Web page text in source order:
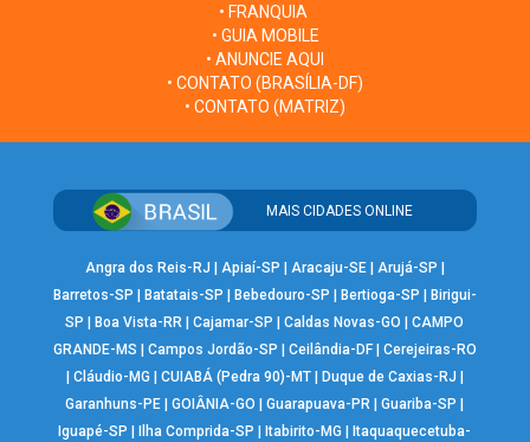
• FRANQUIA
• GUIA MOBILE
• ANUNCIE AQUI
• CONTATO (BRASÍLIA-DF)
• CONTATO (MATRIZ)
MAIS CIDADES ONLINE
Angra dos Reis-RJ Apiaí-SP Aracaju-SE| Arujá-SP
Barretos-SP
Batatais-SP Bebedouro-SP Bertioga-SP
Birigui-
SP
Boa Vista-RR |Cajamar-SP |Caldas Novas-GO |CAMPO
GRANDE-MS
Campos Jordão-SP Ceilândia-DF| Cerejeiras-RO
Cláudio-MG CUIABÁ (Pedra 90)-MT| Duque de Caxias-RJ
Garanhuns-PE |GOIÂNIA-GO |Guarapuava-PR |Guariba-SP
Iguapé-SP
Ilha Comprida-SP Itabirito-MG
Itaquaquecetuba-